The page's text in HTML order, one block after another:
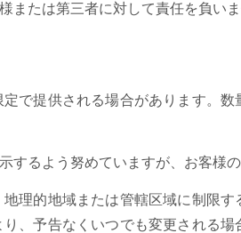
たは第三者に対して責任を負いま
で提供される場合があります。
るよう努めていますが、お客様
理的地域または管轄区域に制限
、予告なくいつでも変更される